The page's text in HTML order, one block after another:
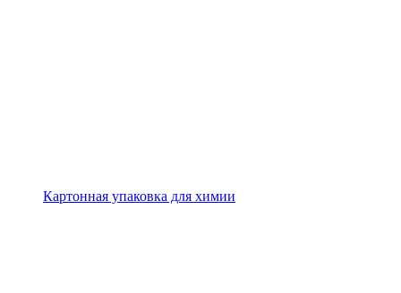
Картонная упаковка для химии